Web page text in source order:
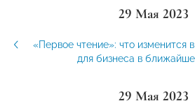
29 Мая 2023
«Первое чтение»: что изменится
для бизнеса в
29 Мая 2023